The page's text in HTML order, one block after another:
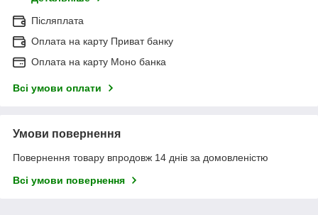
Післяплата
Оплата на карту Приват банку
Оплата на карту Моно банка
Всі умови оплати
Умови повернення
Повернення товару впродовж 14 днів за домовленістю
Всі умови повернення